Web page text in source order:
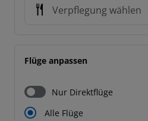
Verpflegung wählen
Flüge anpassen
Nur Direktflüge
Alle Flüge